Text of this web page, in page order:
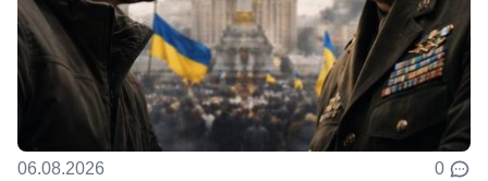
06.08.2026 0